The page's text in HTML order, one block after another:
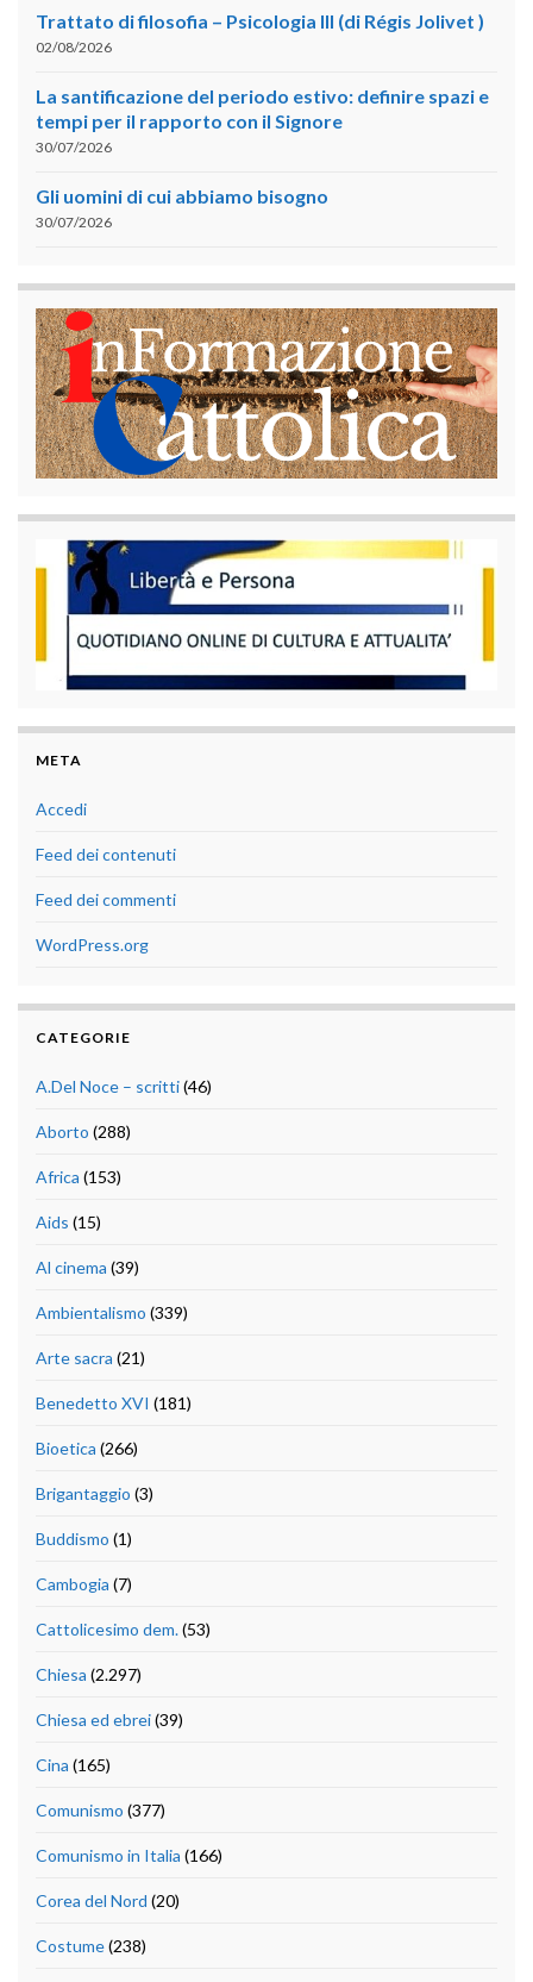
Trattato di filosofia – Psicologia III (di Régis Jolivet )
02/08/2026
La santificazione del periodo estivo: definire spazi e
tempi per il rapporto con il Signore
30/07/2026
Gli uomini di cui abbiamo bisogno
30/07/2026
META
Accedi
Feed dei contenuti
Feed dei commenti
WordPress.org
CATEGORIE
A.Del Noce – scritti(46)
Aborto (288)
Africa (153)
Aids (15)
Al cinema (39)
Ambientalismo (339)
Arte sacra (21)
Benedetto XVI (181)
Bioetica (266)
Brigantaggio (3)
Buddismo (1)
Cambogia (7)
Cattolicesimo dem.(53)
Chiesa (2.297)
Chiesa ed ebrei(39)
Cina (165)
Comunismo (377)
Comunismo in Italia (166)
Corea del Nord (20)
Costume(238)